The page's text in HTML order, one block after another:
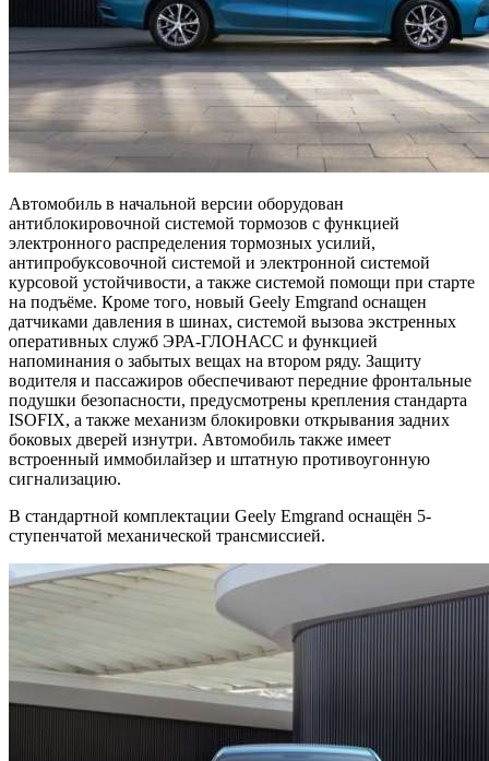
Автомобиль в начальной версии оборудован
антиблокировочной системой тормозов с функцией
электронного распределения тормозных усилий,
антипробуксовочной системой и электронной системой
курсовой устойчивости, а также системой помощи при старте
на подъёме. Кроме того, новый Geely Emgrand оснащен
датчиками давления в шинах, системой вызова экстренных
оперативных служб ЭРА-ГЛОНАСС и функцией
напоминания о забытых вещах на втором ряду. Защиту
водителя и пассажиров обеспечивают передние фронтальные
подушки безопасности, предусмотрены крепления стандарта
ISOFIX, а также механизм блокировки открывания задних
боковых дверей изнутри. Автомобиль также имеет
встроенный иммобилайзер и штатную противоугонную
сигнализацию.
В стандартной комплектации Geely Emgrand оснащён 5-
ступенчатой механической трансмиссией.